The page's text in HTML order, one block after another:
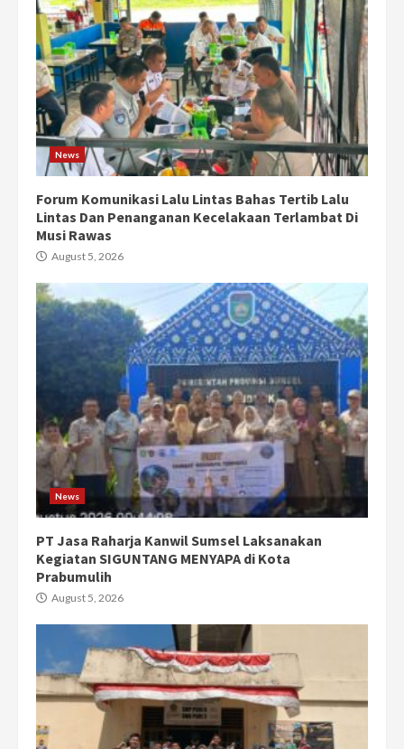
News
Forum Komunikasi Lalu Lintas Bahas Tertib Lalu
Lintas Dan Penanganan Kecelakaan Terlambat Di
Musi Rawas
August 5, 2026
News
PT Jasa Raharja Kanwil Sumsel Laksanakan
Kegiatan SIGUNTANG MENYAPA di Kota
Prabumulih
August 5, 2026